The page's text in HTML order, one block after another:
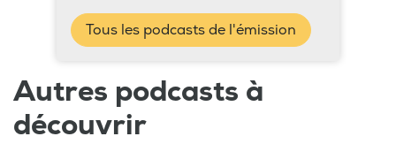
Tous les podcasts de l'émission
Autres podcasts à
découvrir